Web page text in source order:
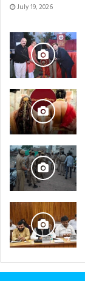
July 19, 2026